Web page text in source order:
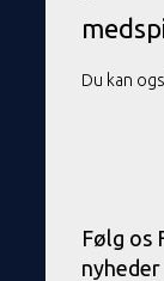
Du kan
Følg os
nyheder